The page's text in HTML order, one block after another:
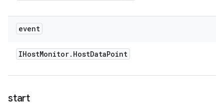
event
IHostMonitor. HostDataPoint
start